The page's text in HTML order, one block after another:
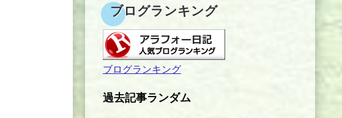
ブログランキング
ブログランキング
過去記事ランダム